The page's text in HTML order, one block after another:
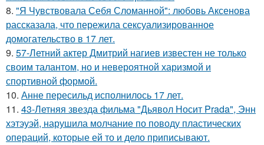
8. "Я Чувствовала Себя Сломанной": любовь Аксенова
рассказала, что пережила сексуализированное
домогательство в 17 лет.
9. 57-Летний актер Дмитрий нагиев известен не только
своим талантом, но и невероятной харизмой и
спортивной формой.
10. Анне пересильд исполнилось 17 лет.
11. 43-Летняя звезда фильма "Дьявол Носит Prada", Энн
хэтэуэй, нарушила молчание по поводу пластических
операций, которые ей то и дело приписывают.